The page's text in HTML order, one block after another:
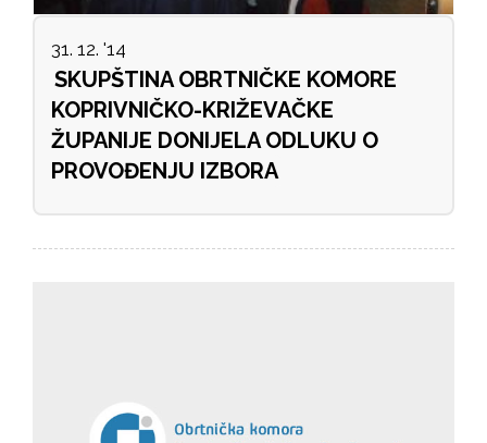
31. 12. '14
SKUPŠTINA OBRTNIČKE KOMORE
KOPRIVNIČKO-KRIŽEVAČKE
ŽUPANIJE DONIJELA ODLUKU O
PROVOĐENJU IZBORA